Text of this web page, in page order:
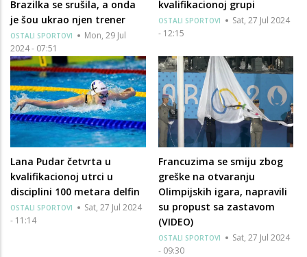
Brazilka se srušila, a onda
je šou ukrao njen trener
OSTALI SPORTOVI
Mon, 29 Jul
2024 - 07:51
kvalifikacionoj grupi
OSTALI SPORTOVI
Sat, 27 Jul 2024
- 12:15
Lana Pudar četvrta u
kvalifikacionoj utrci u
disciplini 100 metara delfin
OSTALI SPORTOVI
Sat, 27 Jul 2024
- 11:14
Francuzima se smiju zbog
greške na otvaranju
Olimpijskih igara, napravili
su propust sa zastavom
(VIDEO)
OSTALI SPORTOVI
Sat, 27 Jul 2024
- 09:30